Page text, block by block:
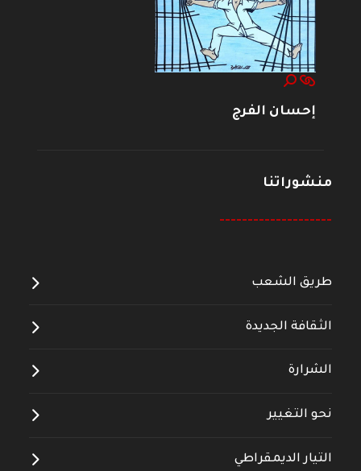
إحسان الفرج
منشوراتنا
--------------------
طريق الشعب
الثقافة الجديدة
الشرارة
نحو التغيير
التيار الديمقراطي